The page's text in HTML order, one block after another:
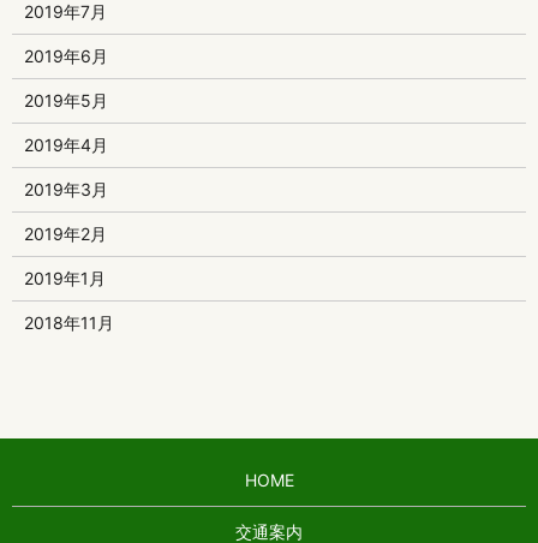
2019年7月
2019年6月
2019年5月
2019年4月
2019年3月
2019年2月
2019年1月
2018年11月
HOME
交通案内